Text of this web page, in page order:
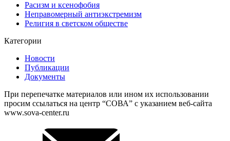
Расизм и ксенофобия
Неправомерный антиэкстремизм
Религия в светском обществе
Категории
Новости
Публикации
Документы
При перепечатке материалов или ином их использовании
просим ссылаться на центр “СОВА” с указанием веб-сайта
www.sova-center.ru